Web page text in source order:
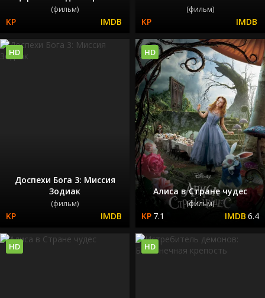
(фильм) (фильм)
Доспехи Бога 3: Миссия
Зодиак
(фильм)
HD
Алиса в Стране чудес
(фильм)
7.1 6.4
HD
HD HD